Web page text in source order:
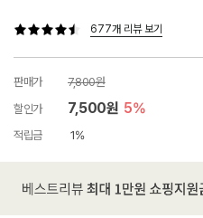
677개 리뷰 보기
판매가
7,800원
할인가
7,500원 5%
적립금 1%